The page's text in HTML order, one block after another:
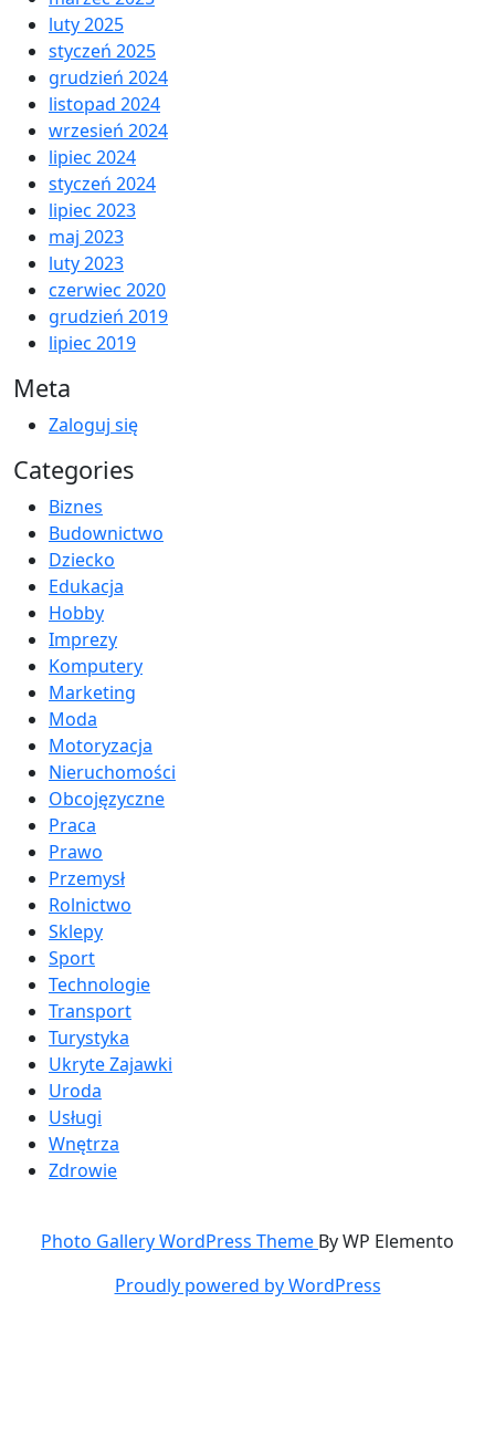
luty 2025
styczeń 2025
grudzień 2024
listopad 2024
wrzesień 2024
lipiec 2024
styczeń 2024
lipiec 2023
maj 2023
luty 2023
czerwiec 2020
grudzień 2019
lipiec 2019
Meta
Zaloguj się
Categories
Biznes
Budownictwo
Dziecko
Edukacja
Hobby
Imprezy
Komputery
Marketing
Moda
Motoryzacja
Nieruchomości
Obcojęzyczne
Praca
Prawo
Przemysł
Rolnictwo
Sklepy
Sport
Technologie
Transport
Turystyka
Ukryte Zajawki
Uroda
Usługi
Wnętrza
Zdrowie
Photo Gallery WordPress Theme By WP Elemento
Proudly powered by WordPress